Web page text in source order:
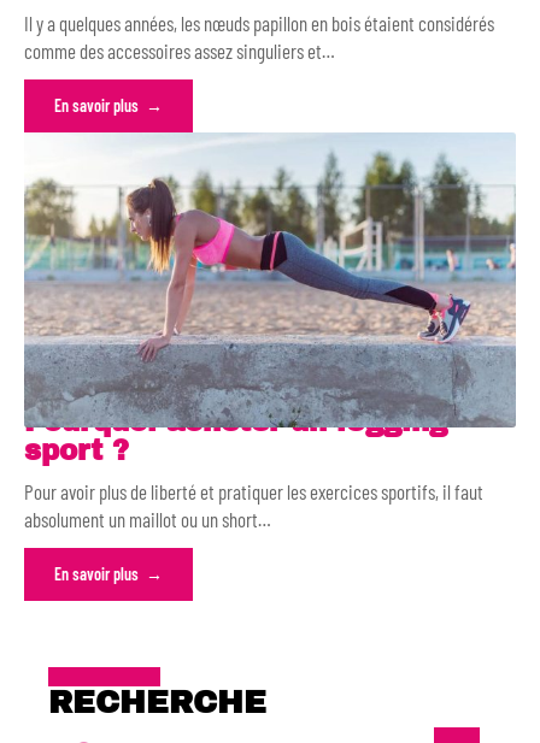
Il y a quelques années, les nœuds papillon en bois étaient considérés
comme des accessoires assez singuliers et…
En savoir plus
Pourquoi acheter un legging
sport ?
Pour avoir plus de liberté et pratiquer les exercices sportifs, il faut
absolument un maillot ou un short…
En savoir plus
RECHERCHE